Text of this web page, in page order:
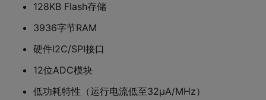
128KB Flash存储
3936字节RAM
硬件I2C/SPI接口
12位ADC模块
低功耗特性（运行电流低至32μA/MHz）